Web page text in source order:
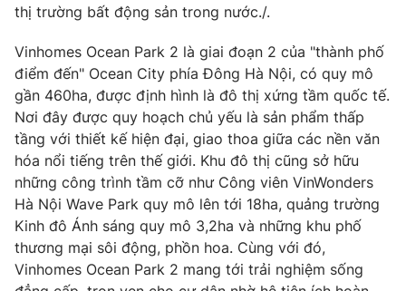
thị trường bất động sản trong nước./.
Vinhomes Ocean Park 2 là giai đoạn 2 của "thành phố
điểm đến" Ocean City phía Đông Hà Nội, có quy mô
gần 460ha, được định hình là đô thị xứng tầm quốc tế.
Nơi đây được quy hoạch chủ yếu là sản phẩm thấp
tầng với thiết kế hiện đại, giao thoa giữa các nền văn
hóa nổi tiếng trên thế giới. Khu đô thị cũng sở hữu
những công trình tầm cỡ như Công viên VinWonders
Hà Nội Wave Park quy mô lên tới 18ha, quảng trường
Kinh đô Ánh sáng quy mô 3,2ha và những khu phố
thương mại sôi động, phồn hoa. Cùng với đó,
Vinhomes Ocean Park 2 mang tới trải nghiệm sống